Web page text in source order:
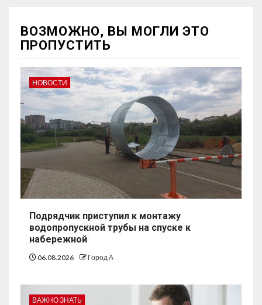
ВОЗМОЖНО, ВЫ МОГЛИ ЭТО
ПРОПУСТИТЬ
НОВОСТИ
Подрядчик приступил к монтажу
водопропускной трубы на спуске к
набережной
06.08.2026 Город А
ВАЖНО ЗНАТЬ